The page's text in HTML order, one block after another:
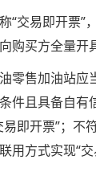
易即开票”，
购买方全量开
售加油站应当
件且具备自有
易即开票”；
用方式实现“交